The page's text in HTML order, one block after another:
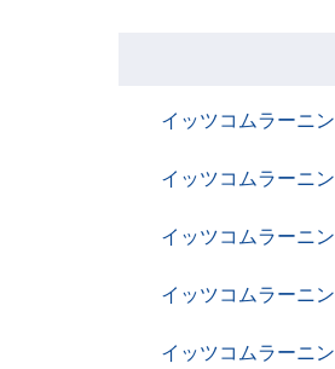
イッツコムラーニ
イッツコムラーニ
イッツコムラーニ
イッツコムラーニ
イッツコムラーニ